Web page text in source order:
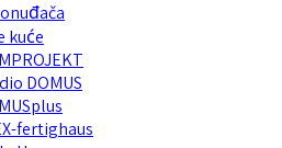
kuće
DOMUS
fertighaus